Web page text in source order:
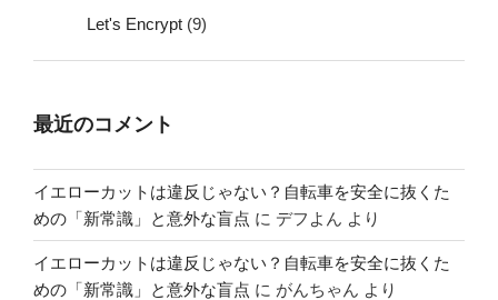
Let's Encrypt (9)
最近のコメント
イエローカットは違反じゃない？自転車を安全に抜くた
めの「新常識」と意外な盲点 に デフよん より
イエローカットは違反じゃない？自転車を安全に抜くた
めの「新常識」と意外な盲点 に がんちゃん より